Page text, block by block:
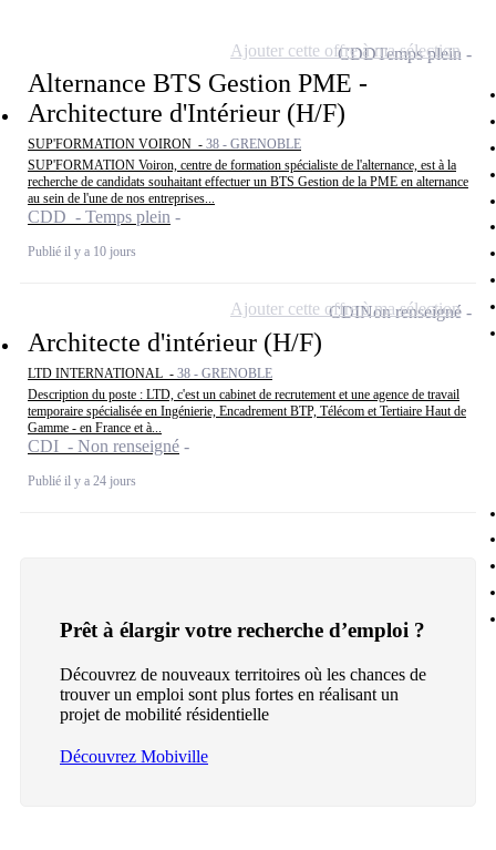
Alternance BTS Gestion PME -
Architecture d'Intérieur (H/F)
SUP'FORMATION VOIRON - 38 - GRENOBLE
SUP'FORMATION Voiron, centre de formation spécialiste de l'alternance, est à la
recherche de candidats souhaitant effectuer un BTS Gestion de la PME en alternance
au sein de l'une de nos entreprises...
CDD - Temps plein
Publié il y a 10 jours
CDDTemps plein
Ajouter cette offre à ma sélection
Architecte d'intérieur (H/F)
LTD INTERNATIONAL - 38 - GRENOBLE
Description du poste : LTD, c'est un cabinet de recrutement et une agence de travail
temporaire spécialisée en Ingénierie, Encadrement BTP, Télécom et Tertiaire Haut de
Gamme - en France et à...
CDI - Non renseigné
Publié il y a 24 jours
CDINon renseigné
Ajouter cette offre à ma sélection
Prêt à élargir votre recherche d’emploi ?
Découvrez de nouveaux territoires où les chances de
trouver un emploi sont plus fortes en réalisant un
projet de mobilité résidentielle
Découvrez Mobiville